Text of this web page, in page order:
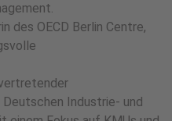
des OECD Berlin Centre,
Industrie- und